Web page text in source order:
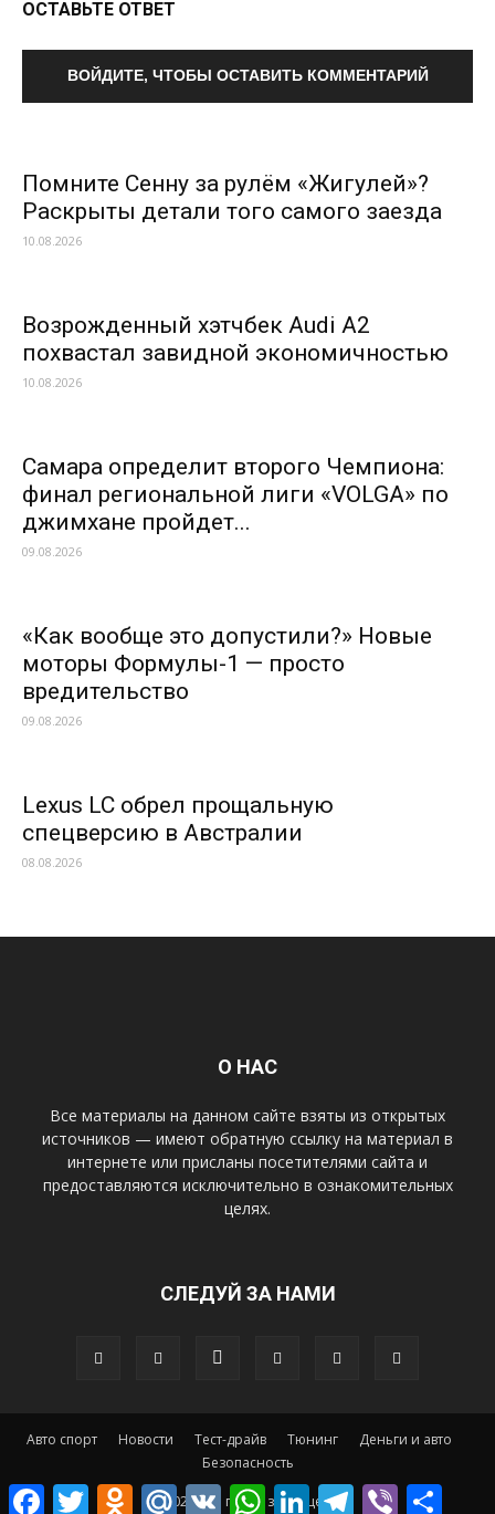
ОСТАВЬТЕ ОТВЕТ
ВОЙДИТЕ, ЧТОБЫ ОСТАВИТЬ КОММЕНТАРИЙ
Помните Сенну за рулём «Жигулей»?
Раскрыты детали того самого заезда
10.08.2026
Возрожденный хэтчбек Audi A2
похвастал завидной экономичностью
10.08.2026
Самара определит второго Чемпиона:
финал региональной лиги «VOLGA» по
джимхане пройдет...
09.08.2026
«Как вообще это допустили?» Новые
моторы Формулы-1 — просто
вредительство
09.08.2026
Lexus LC обрел прощальную
спецверсию в Австралии
08.08.2026
О НАС
Все материалы на данном сайте взяты из открытых
источников — имеют обратную ссылку на материал в
интернете или присланы посетителями сайта и
предоставляются исключительно в ознакомительных
целях.
СЛЕДУЙ ЗА НАМИ
Авто спорт Новости Тест-драйв Тюнинг
Деньги и авто
Безопасность
© 2025 Все права защищены.
FacebookTwitter Odnoklassniki
Mail.Ru VK WhatsAppLinkedInTelegramViber